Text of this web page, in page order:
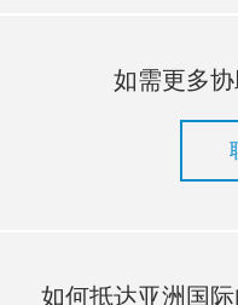
如需更多
如何抵达亚洲国